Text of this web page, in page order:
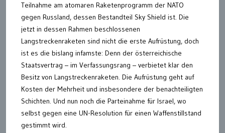
Teilnahme am atomaren Raketenprogramm der NATO
gegen Russland, dessen Bestandteil Sky Shield ist. Die
jetzt in dessen Rahmen beschlossenen
Langstreckenraketen sind nicht die erste Aufrüstung, doch
ist es die bislang infamste: Denn der österreichische
Staatsvertrag – im Verfassungsrang – verbietet klar den
Besitz von Langstreckenraketen. Die Aufrüstung geht auf
Kosten der Mehrheit und insbesondere der benachteiligten
Schichten. Und nun noch die Parteinahme für Israel, wo
selbst gegen eine UN-Resolution für einen Waffenstillstand
gestimmt wird.